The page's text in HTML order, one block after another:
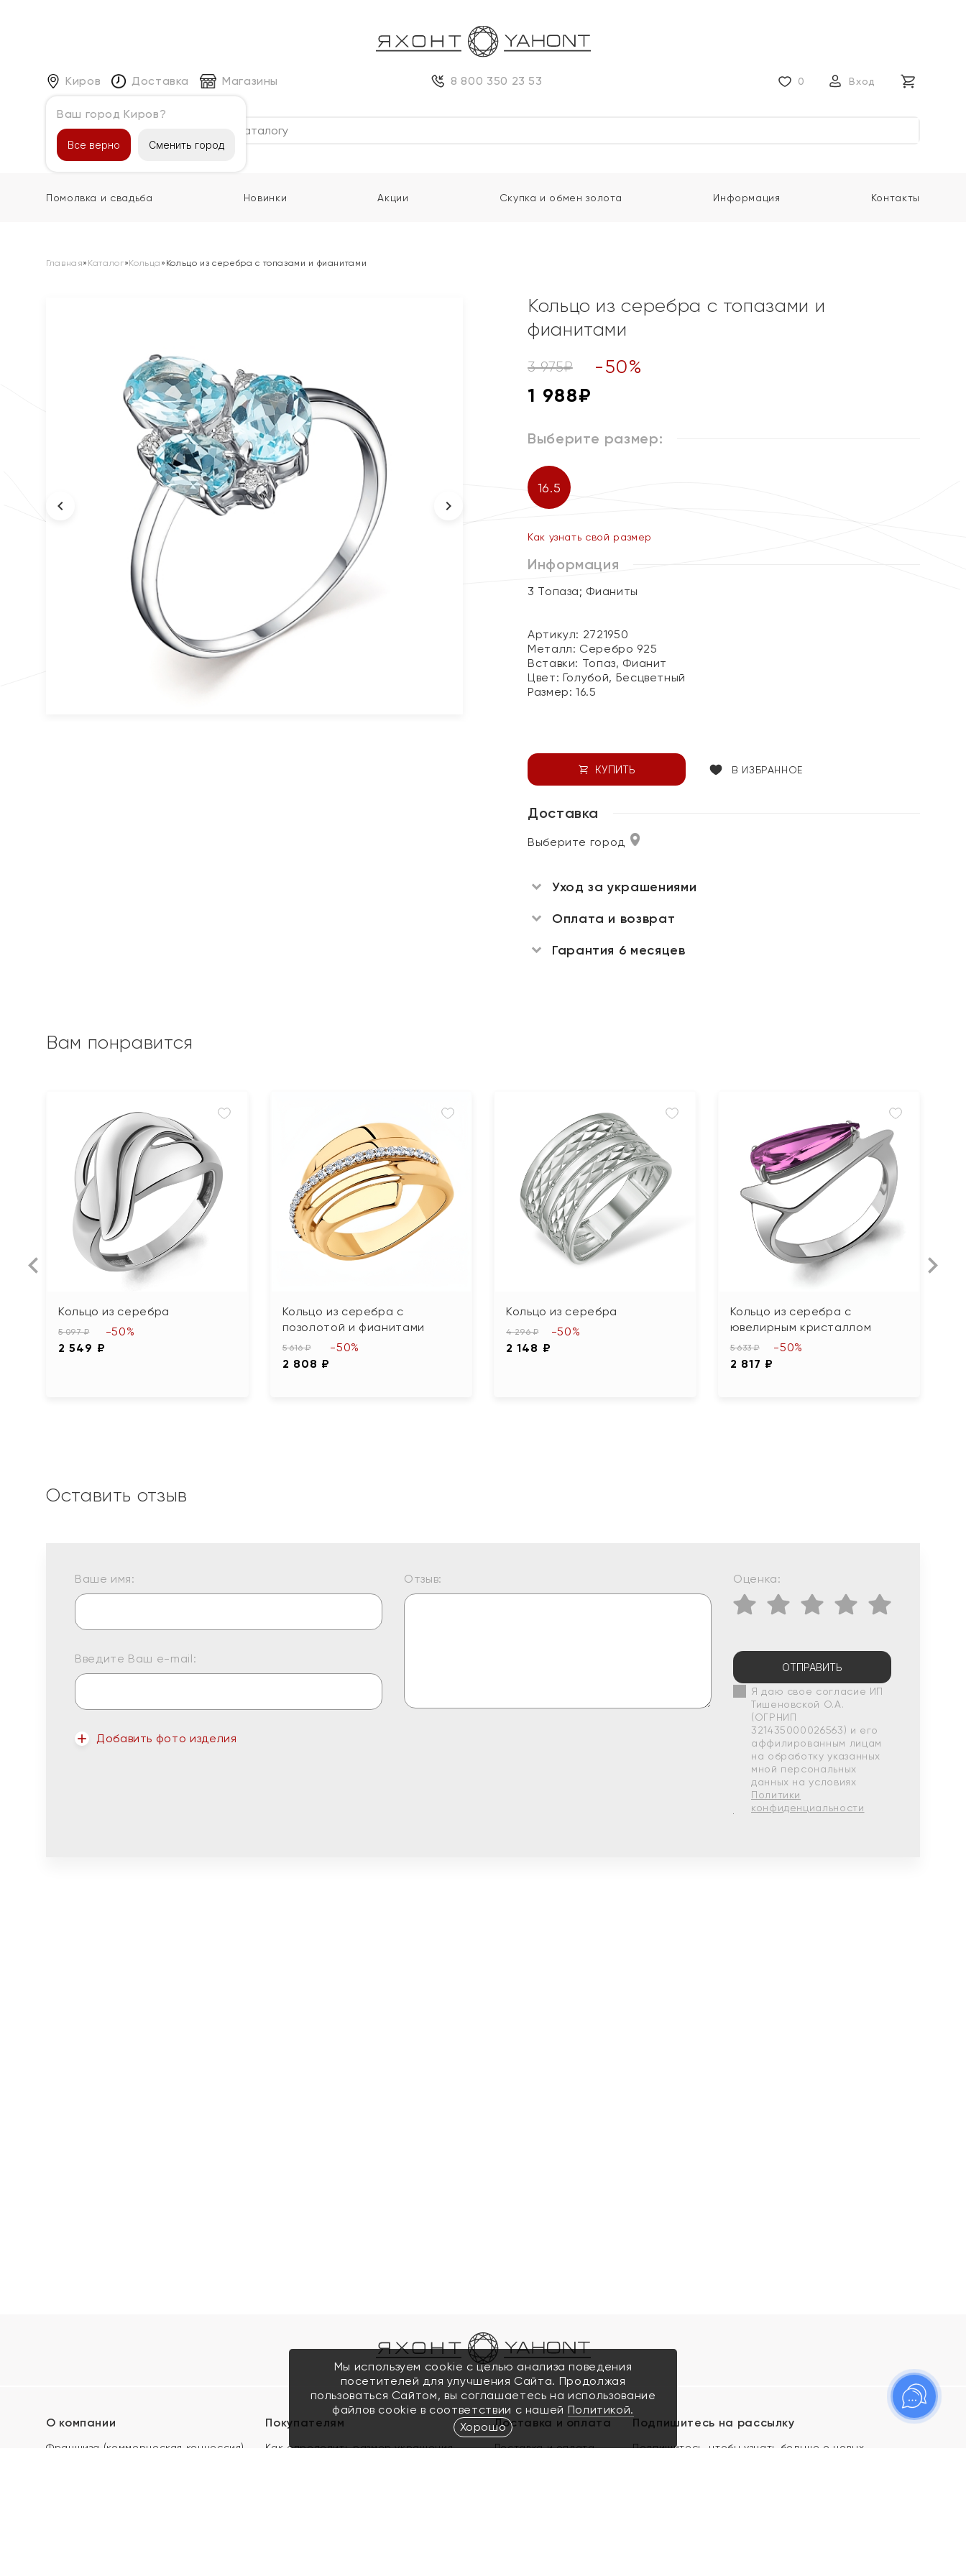
Киров
Ваш город Киров?
Все верно Сменить город
Доставка Магазины 8 800 350 23 53 0 Вход
Каталог
Помолвка и свадьба Новинки Акции Скупка и обмен золота Информация Контакты
Главная» Каталог»Кольца » Кольцо из серебра с топазами и фианитами
Кольцо из серебра с топазами и
фианитами
3 975₽ -50%
1 988₽
Выберите размер:
16.5
Как узнать свой размер
Информация
3 Топаза; Фианиты
Артикул: 2721950
Металл: Серебро 925
Вставки: Топаз, Фианит
Цвет: Голубой, Бесцветный
Размер:16.5
КУПИТЬ В ИЗБРАННОЕ
Доставка
Выберите город
Уход за украшениями
Оплата и возврат
Гарантия 6 месяцев
Вам понравится
Кольцо из серебра
5 097 ₽
2 549 ₽
-50%
Кольцо из серебра с
позолотой и фианитами
5 616 ₽
2 808 ₽
-50%
Кольцо из серебра
4 296 ₽
2 148 ₽
-50%
Кольцо из серебра с
ювелирным кристаллом
5 633 ₽
2 817 ₽
-50%
Оставить отзыв
Ваше имя:
Введите Ваш e-mail:
Добавить фото изделия
Отзыв: Оценка:
ОТПРАВИТЬ
Я даю свое согласие ИП
Тишеновской О.А.
(ОГРНИП
321435000026563) и его
аффилированным лицам
на обработку указанных
мной персональных
данных на условиях
Политики
конфиденциальности
О компании
Франшиза (коммерческая концессия)
Покупателям
Как определить размер украшения
Доставка и оплата
Доставка и оплата
Подпишитесь на рассылку
Подпишитесь, чтобы узнать больше о новых
Мы используем cookie с целью анализа поведения
посетителей для улучшения Сайта. Продолжая
пользоваться Сайтом, вы соглашаетесь на использование
файлов cookie в соответствии с нашей Политикой.
Хорошо